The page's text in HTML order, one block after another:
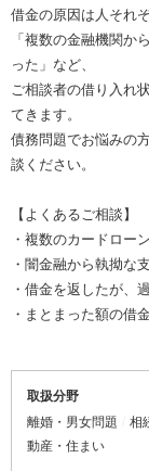
借金の原因は人それ
「複数の金融機関か
った」など、
ご相談者の借り入れ
てきます。​
債務問題でお悩みの
談ください。
【よくあるご相談】
・複数のカードロー
・闇金融から執拗な
・借金を返したが、
・まとまった額の借
取扱分野
離婚・男女問題
相
動産・住まい